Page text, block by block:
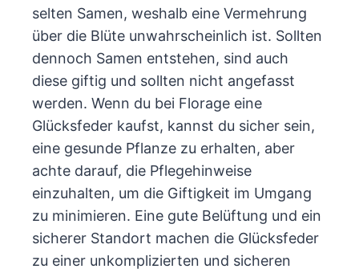
selten Samen, weshalb eine Vermehrung
über die Blüte unwahrscheinlich ist. Sollten
dennoch Samen entstehen, sind auch
diese giftig und sollten nicht angefasst
werden. Wenn du bei Florage eine
Glücksfeder kaufst, kannst du sicher sein,
eine gesunde Pflanze zu erhalten, aber
achte darauf, die Pflegehinweise
einzuhalten, um die Giftigkeit im Umgang
zu minimieren. Eine gute Belüftung und ein
sicherer Standort machen die Glücksfeder
zu einer unkomplizierten und sicheren